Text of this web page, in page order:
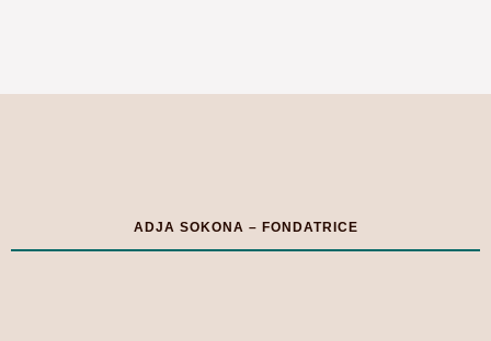
ADJA SOKONA – FONDATRICE